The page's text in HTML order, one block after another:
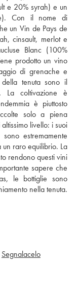
e 20% syrah) e un
Con il nome di
un Vin de Pays de
cinsault, merlot e
Blanc (100%
prodotto un vino
di grenache e
tenuta sono il
La coltivazione è
è piuttosto
solo a piena
livello: i suoi
estremamente
un raro equilibrio. La
rendono questi vini
sapere che
le bottiglie sono
nella tenuta.
Segnalacelo